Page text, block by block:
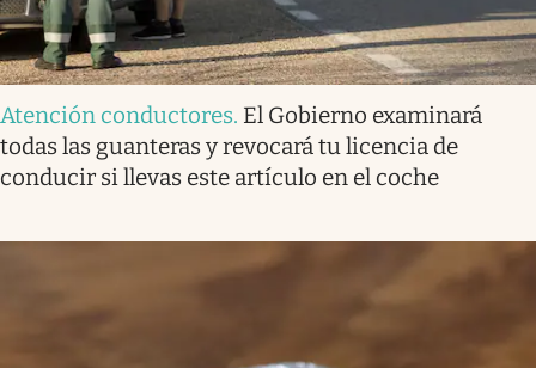
Atención conductores. El Gobierno examinará
todas las guanteras y revocará tu licencia de
conducir si llevas este artículo en el coche